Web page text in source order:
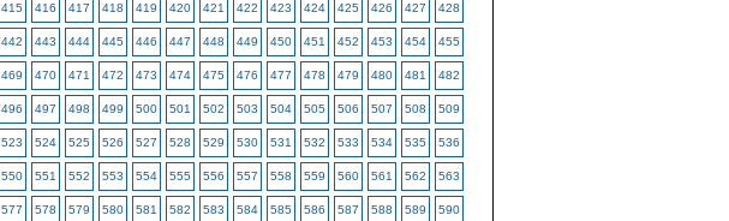
415 416 417 418 419 420 421 422 423 424 425 426 427 428
442 443 444 445 446 447 448 449 450 451 452 453 454 455
469 470 471 472 473 474 475 476 477 478 479 480 481 482
496 497 498 499 500 501 502 503 504 505 506 507 508 509
523 524 525 526 527 528 529 530 531 532 533 534 535 536
550 551 552 553 554 555 556 557 558 559 560 561 562 563
577 578 579 580 581 582 583 584 585 586 587 588 589 590